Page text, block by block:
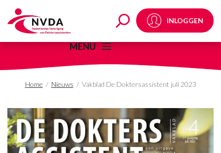
Vakblad De INLOGGEN
MENU
Home / Nieuws / Vakblad De Doktersassistent juli 2023